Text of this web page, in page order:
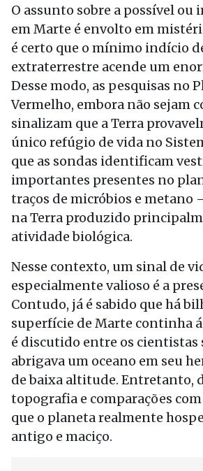
O assunto sobre a possível ou
em Marte é envolto em
é certo que o mínimo indício
extraterrestre acende um
Desse modo, as pesquisas no
Vermelho, embora não sejam
sinalizam que a Terra
único refúgio de vida no
que as sondas identificam
importantes presentes no
traços de micróbios e metano
na Terra produzido
atividade biológica.
Nesse contexto, um sinal de
especialmente valioso é a
Contudo, já é sabido que há
superfície de Marte continha
é discutido entre os cientistas
abrigava um oceano em seu
de baixa altitude. Entretanto,
topografia e comparações
que o planeta realmente
antigo e maciço.